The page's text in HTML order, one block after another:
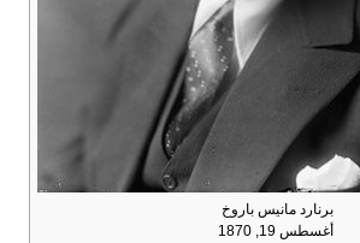
برنارد مانيس باروخ
أغسطس 19, 1870